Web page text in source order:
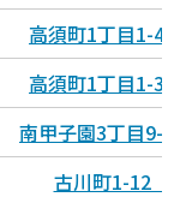
高須町1丁目1-
高須町1丁目1-
南甲子園3丁目9-
古川町1-12